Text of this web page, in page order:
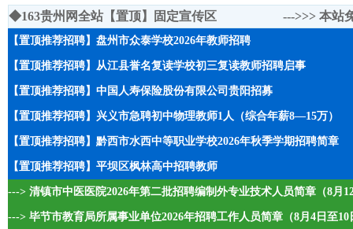
◆163贵州网全站【置顶】固定宣传区 --->>> 本站
【置顶推荐招聘】盘州市众泰学校2026年教师招聘
【置顶推荐招聘】从江县誉名复读学校初三复读教师招聘启事
【置顶推荐招聘】中国人寿保险股份有限公司贵阳招募
【置顶推荐招聘】兴义市急聘初中物理教师1人（综合年薪8—15万）
【置顶推荐招聘】黔西市水西中等职业学校2026年秋季学期招聘简章
【置顶推荐招聘】平坝区枫林高中招聘教师
---> 清镇市中医医院2026年第二批招聘编制外专业技术人员简章（8月
---> 毕节市教育局所属事业单位2026年招聘工作人员简章（8月4日至10